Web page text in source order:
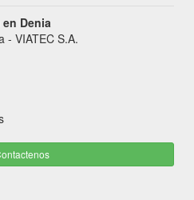
en Denia
- VIATEC S.A.